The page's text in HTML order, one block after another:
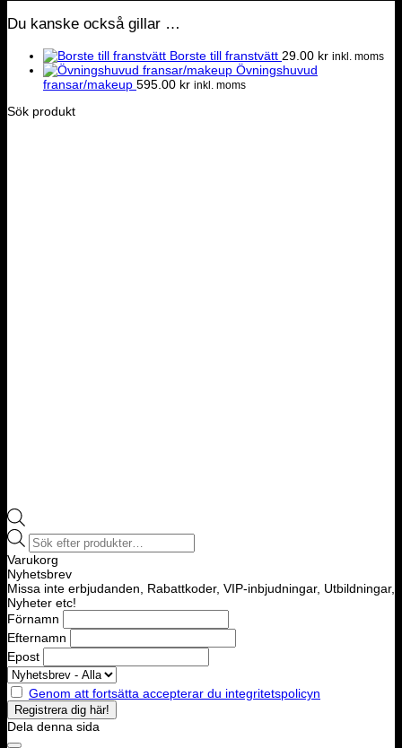
Du kanske också gillar …
Borste till franstvätt 29.00 kr inkl. moms
Övningshuvud
fransar/makeup 595.00 kr inkl. moms
Sök produkt
Products
search
Varukorg
Nyhetsbrev
Missa inte erbjudanden, Rabattkoder, VIP-inbjudningar, Utbildningar,
Nyheter etc!
Förnamn
Efternamn
Epost
Genom att fortsätta accepterar du integritetspolicyn
Dela denna sida